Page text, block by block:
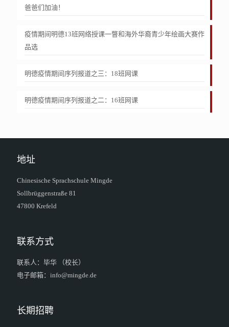
爸爸们加油！
疫情期间明德13班网络授课一瞥和海外华裔青少年绘画大赛作
品选
明德疫情期间序列报道之三：18班网课
明德疫情期间序列报道之二：16班网课
地址
Chinesische Sprachschule Mingde
Sollbrüggenstraße 81
47800 Krefeld
联系方式
联系人：毕华 （校长）
电子邮箱：info@mingde.de
长期招聘